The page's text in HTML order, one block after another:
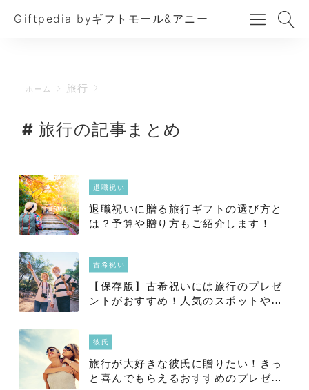
Giftpedia byギフトモール&アニー
ホーム 旅行
旅行の記事まとめ
退職祝い
退職祝いに贈る旅行ギフトの選び方と
は？予算や贈り方もご紹介します！
古希祝い
【保存版】古希祝いには旅行のプレゼ
ントがおすすめ！人気のスポットやカ
彼氏
旅行が大好きな彼氏に贈りたい！きっ
と喜んでもらえるおすすめのプレゼン